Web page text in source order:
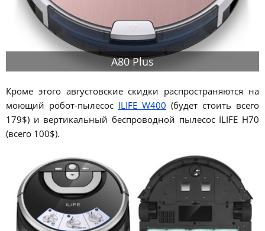
A80 Plus
Кроме этого августовские скидки распространяются на
моющий робот-пылесос ILIFE W400 (будет стоить всего
179$) и вертикальный беспроводной пылесос ILIFE H70
(всего 100$).